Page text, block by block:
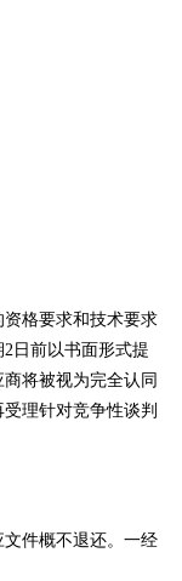
格要求和技术要求
2日前以书面形式提
将被视为完全认同
理针对竞争性谈判
件概不退还。一经